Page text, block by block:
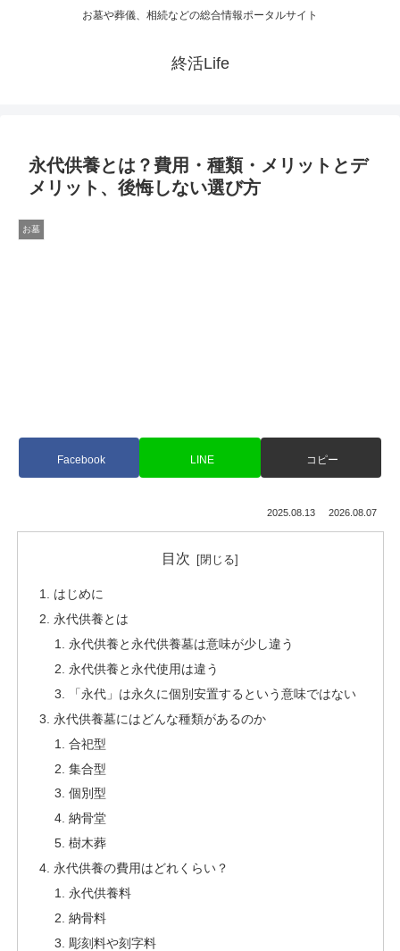
お墓や葬儀、相続などの総合情報ポータルサイト
終活Life
永代供養とは？費用・種類・メリットとデ
メリット、後悔しない選び方
お墓
Facebook LINE コピー
2025.08.13 2026.08.07
目次
はじめに
永代供養とは
永代供養と永代供養墓は意味が少し違う
永代供養と永代使用は違う
「永代」は永久に個別安置するという意味ではない
永代供養墓にはどんな種類があるのか
合祀型
集合型
個別型
納骨堂
樹木葬
永代供養の費用はどれくらい？
永代供養料
納骨料
彫刻料や刻字料